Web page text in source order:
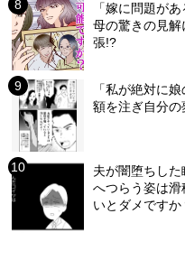
「嫁に問題が
母の驚きの見
張!?
「私が絶対に
額を注ぎ自分
夫が闇堕ちし
へつらう姿は
いとダメですか